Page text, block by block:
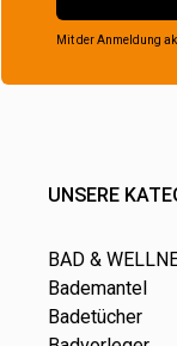
Mit der Anmeldung
UNSERE
BAD &
Bademantel
Badetücher